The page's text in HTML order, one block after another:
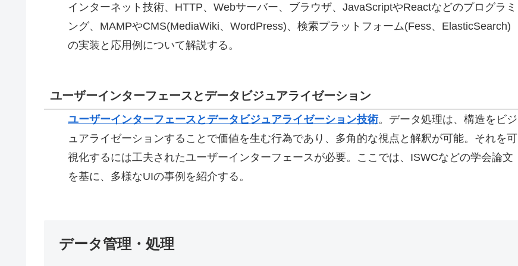
インターネット技術、HTTP、Webサーバー、ブラウザ、JavaScriptやReactなどのプログラミ
ング、MAMPやCMS(MediaWiki、WordPress)、検索プラットフォーム(Fess、ElasticSearch)
の実装と応用例について解説する。
ユーザーインターフェースとデータビジュアライゼーション
ユーザーインターフェースとデータビジュアライゼーション技術。 データ処理は、構造をビジ
ュアライゼーションすることで価値を生む行為であり、多角的な視点と解釈が可能。それを可
視化するには工夫されたユーザーインターフェースが必要。ここでは、ISWCなどの学会論文
を基に、多様なUIの事例を紹介する。
データ管理・処理